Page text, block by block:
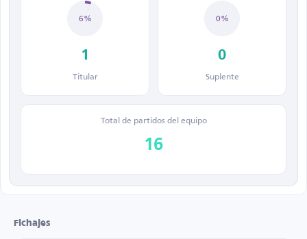
6%
1
Titular
0%
0
Suplente
Total de partidos del equipo
16
Fichajes